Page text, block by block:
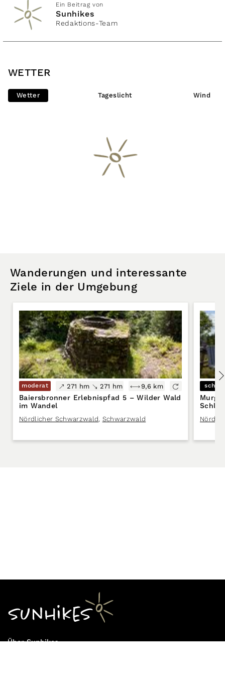
Ein Beitrag von
Sunhikes
Redaktions-Team
WETTER
Wetter Tageslicht Wind
Wanderungen und interessante
Ziele in der Umgebung
moderat 271 hm 271 hm 9,6 km
Baiersbronner Erlebnispfad 5 – Wilder Wald
im Wandel
Nördlicher Schwarzwald, Schwarzwald
Über Sunhikes